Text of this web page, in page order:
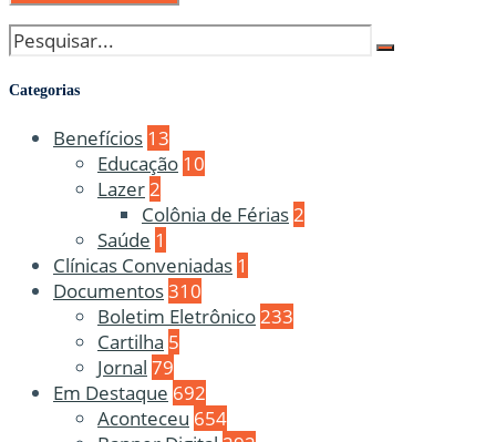
Categorias
Benefícios 13
Educação 10
Lazer2
Colônia de Férias2
Saúde 1
Clínicas Conveniadas 1
Documentos310
Boletim Eletrônico233
Cartilha 5
Jornal 79
Em Destaque 692
Aconteceu 654